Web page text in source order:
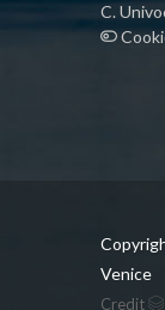
C.
Venice
Credit